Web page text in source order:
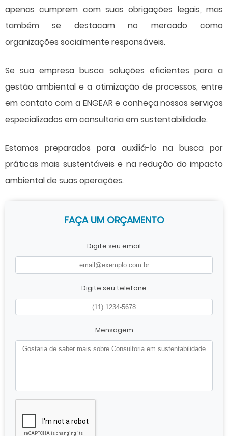
apenas cumprem com suas obrigações legais, mas
também se destacam no mercado como
organizações socialmente responsáveis.
Se sua empresa busca soluções eficientes para a
gestão ambiental e a otimização de processos, entre
em contato com a ENGEAR e conheça nossos serviços
especializados emconsultoria em sustentabilidade.
Estamos preparados para auxiliá-lo na busca por
práticas mais sustentáveis e na redução do impacto
ambiental de suas operações.
FAÇA UM ORÇAMENTO
Digite seu email
Digite seu telefone
Mensagem